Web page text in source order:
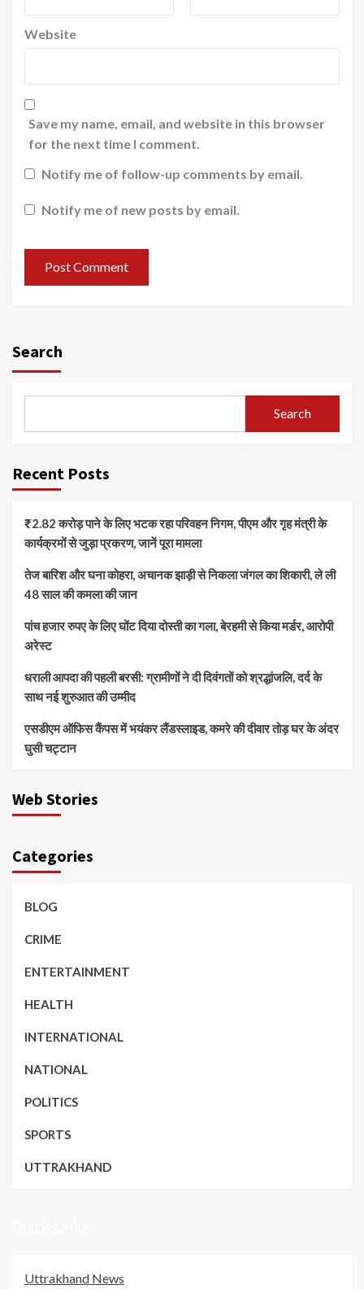
Website
Save my name, email, and website in this browser
for the next time I comment.
Notify me of follow-up comments by email.
Notify me of new posts by email.
Search
Search
Recent Posts
₹2.82 करोड़ पाने के लिए भटक रहा परिवहन निगम, पीएम और गृह मंत्री के
कार्यक्रमों से जुड़ा प्रकरण, जानें पूरा मामला
तेज बारिश और घना कोहरा, अचानक झाड़ी से निकला जंगल का शिकारी, ले ली
48 साल की कमला की जान
पांच हजार रुपए के लिए घोंट दिया दोस्ती का गला, बेरहमी से किया मर्डर, आरोपी
अरेस्ट
धराली आपदा की पहली बरसी: ग्रामीणों ने दी दिवंगतों को श्रद्धांजलि, दर्द के
साथ नई शुरुआत की उम्मीद
एसडीएम ऑफिस कैंपस में भयंकर लैंडस्लाइड, कमरे की दीवार तोड़ घर के अंदर
घुसी चट्टान
Web Stories
Categories
BLOG
CRIME
ENTERTAINMENT
HEALTH
INTERNATIONAL
NATIONAL
POLITICS
SPORTS
UTTRAKHAND
Uttrakhand News